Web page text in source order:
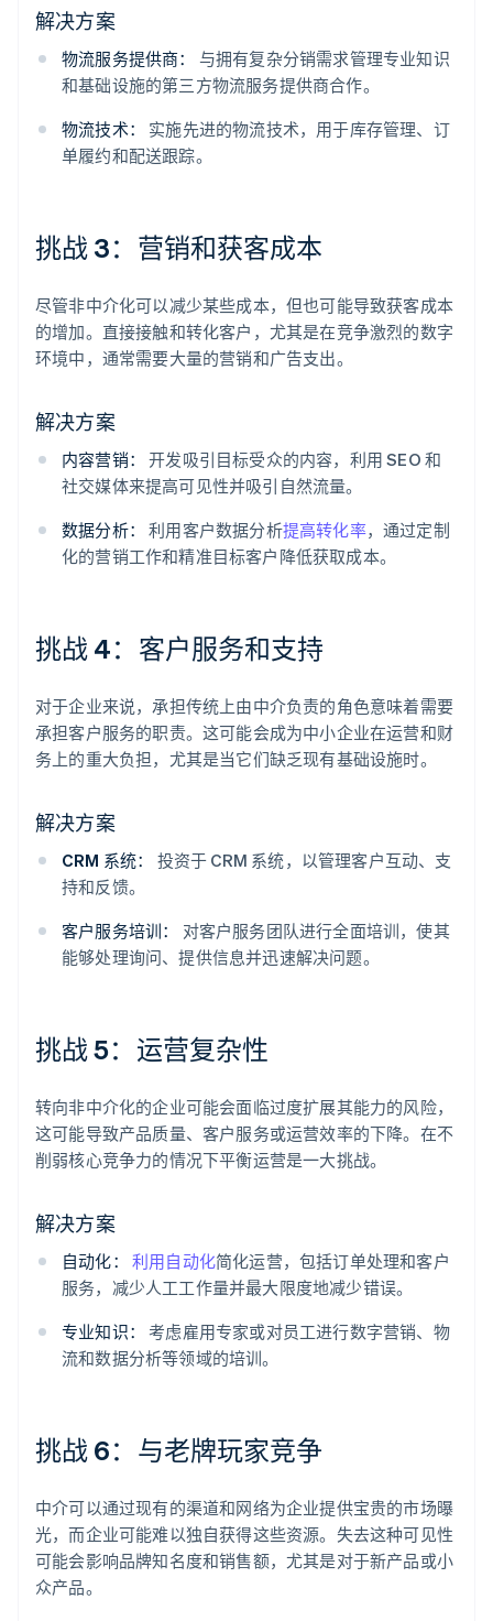
解决方案
物流服务提供商：
与拥有复杂分销需求管理专业知识
和基础设施的第三方物流服务提供商合作。
物流技术：
实施先进的物流技术，用于库存管理、订
单履约和配送跟踪。
挑战 3：营销和获客成本
尽管非中介化可以减少某些成本，但也可能导致获客成本
的增加。直接接触和转化客户，尤其是在竞争激烈的数字
环境中，通常需要大量的营销和广告支出。
解决方案
内容营销：
开发吸引目标受众的内容，利用 SEO 和
社交媒体来提高可见性并吸引自然流量。
数据分析：
利用客户数据分析提高转化率，通过定制
化的营销工作和精准目标客户降低获取成本。
挑战 4：客户服务和支持
对于企业来说，承担传统上由中介负责的角色意味着需要
承担客户服务的职责。这可能会成为中小企业在运营和财
务上的重大负担，尤其是当它们缺乏现有基础设施时。
解决方案
CRM 系统：
投资于 CRM 系统，以管理客户互动、支
持和反馈。
客户服务培训：
对客户服务团队进行全面培训，使其
能够处理询问、提供信息并迅速解决问题。
挑战 5：运营复杂性
转向非中介化的企业可能会面临过度扩展其能力的风险，
这可能导致产品质量、客户服务或运营效率的下降。在不
削弱核心竞争力的情况下平衡运营是一大挑战。
解决方案
自动化： 利用自动化简化运营，包括订单处理和客户
服务，减少人工工作量并最大限度地减少错误。
专业知识：
考虑雇用专家或对员工进行数字营销、物
流和数据分析等领域的培训。
挑战 6：与老牌玩家竞争
中介可以通过现有的渠道和网络为企业提供宝贵的市场曝
光，而企业可能难以独自获得这些资源。失去这种可见性
可能会影响品牌知名度和销售额，尤其是对于新产品或小
众产品。